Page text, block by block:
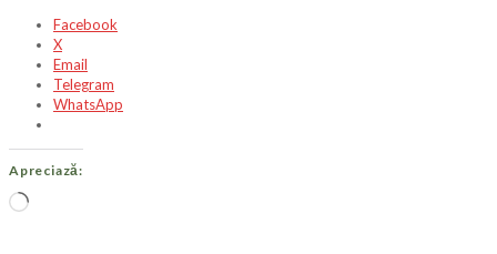
Facebook
X
Email
Telegram
WhatsApp
Apreciază:
Încarc...